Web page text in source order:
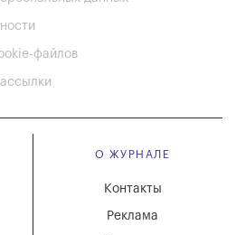
файлов
О ЖУРНАЛЕ
Реклама
Контакты